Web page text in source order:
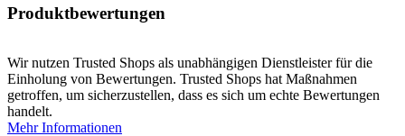
Produktbewertungen
Wir nutzen Trusted Shops als unabhängigen Dienstleister für die
Einholung von Bewertungen. Trusted Shops hat Maßnahmen
getroffen, um sicherzustellen, dass es sich um echte Bewertungen
handelt.
Mehr Informationen